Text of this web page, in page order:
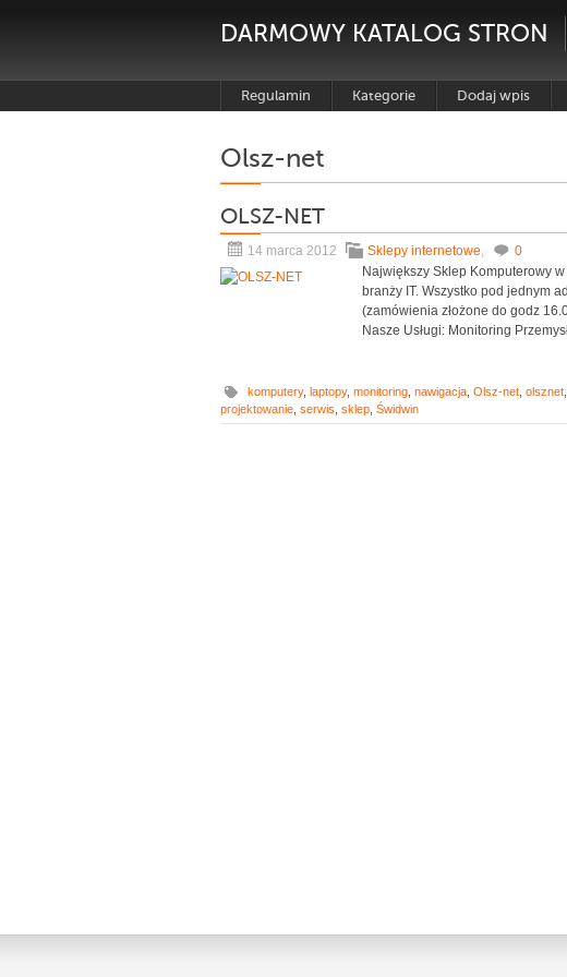
DARMOWY KATALOG STRON
Regulamin Kategorie Dodaj wpis
Olsz-net
OLSZ-NET
14 marca 2012 Sklepy internetowe,
0
Największy Sklep Komputerowy
branży IT. Wszystko pod jednym
(zamówienia złożone do godz
Nasze Usługi: Monitoring
komputery, laptopy, monitoring nawigacja Olsz-net olsznet
projektowanie serwis sklep Świdwin